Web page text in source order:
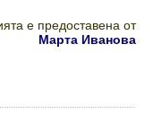
е предоставена от
Марта Иванова